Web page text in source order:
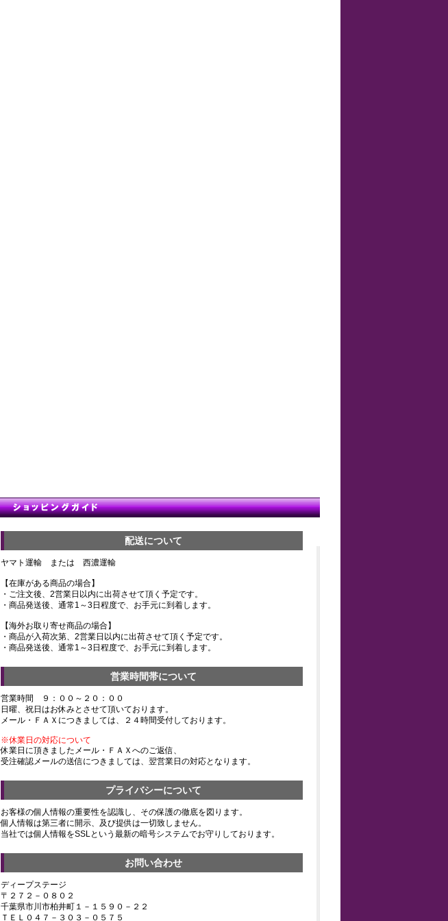
配送について
ヤマト運輸 または 西濃運輸
【在庫がある商品の場合】
・ご注文後、2営業日以内に出荷させて頂く予定です。
・商品発送後、通常1～3日程度で、お手元に到着します。
【海外お取り寄せ商品の場合】
・商品が入荷次第、2営業日以内に出荷させて頂く予定です。
・商品発送後、通常1～3日程度で、お手元に到着します。
営業時間帯について
営業時間 ９：００～２０：００
日曜、祝日はお休みとさせて頂いております。
メール・ＦＡＸにつきましては、２４時間受付しております。
※休業日の対応について
休業日に頂きましたメール・ＦＡＸへのご返信、
受注確認メールの送信につきましては、翌営業日の対応となります。
プライバシーについて
お客様の個人情報の重要性を認識し、その保護の徹底を図ります。
個人情報は第三者に開示、及び提供は一切致しません。
当社では個人情報をSSLという最新の暗号システムでお守りしております。
お問い合わせ
ディープステージ
〒２７２－０８０２
千葉県市川市柏井町１－１５９０－２２
ＴＥＬ０４７－３０３－０５７５